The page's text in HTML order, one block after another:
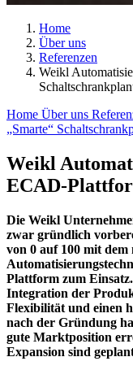
Home
Über uns
Referenzen
Weikl
Home Über uns
„Smarte“
Weikl
ECAD-
Die Weikl
zwar gründlich
von 0 auf 100 mit dem
Plattform zum
Integration der
Flexibilität und einen
nach der Gründung
gute Marktposition
Expansion sind